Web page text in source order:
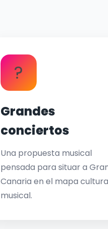
?
Grandes
conciertos
Una propuesta musical
pensada para situar a
Canaria en el mapa
musical.